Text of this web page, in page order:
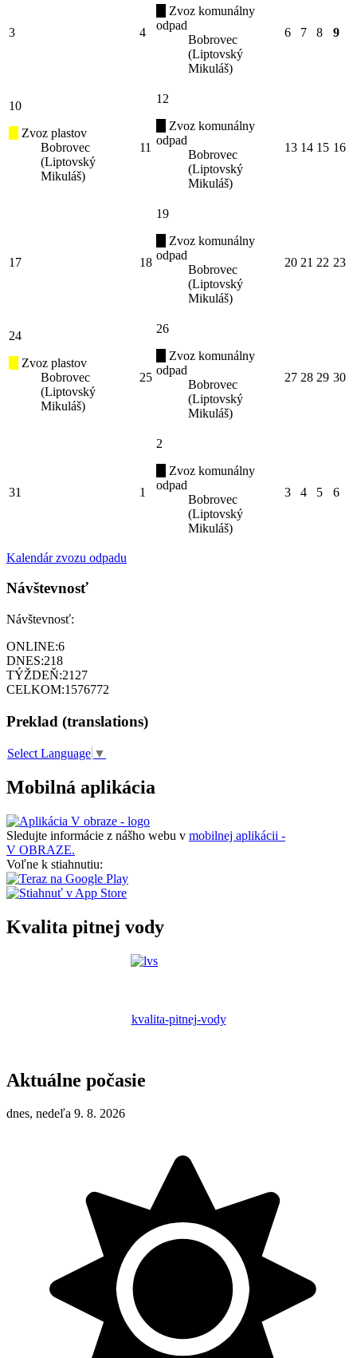
3 4
Zvoz komunálny
odpad
Bobrovec
(Liptovský
Mikuláš)
6 7 8 9
10
Zvoz plastov
Bobrovec
(Liptovský
Mikuláš)
11
12
Zvoz komunálny
odpad
Bobrovec
(Liptovský
Mikuláš)
13 14 15 16
17 18
19
Zvoz komunálny
odpad
Bobrovec
(Liptovský
Mikuláš)
20 21 22 23
24
Zvoz plastov
Bobrovec
(Liptovský
Mikuláš)
25
26
Zvoz komunálny
odpad
Bobrovec
(Liptovský
Mikuláš)
27 28 29 30
31 1
2
Zvoz komunálny
odpad
Bobrovec
(Liptovský
Mikuláš)
3 4 5 6
Kalendár zvozu odpadu
Návštevnosť
Návštevnosť:
ONLINE:6
DNES:218
TÝŽDEŇ:2127
CELKOM:1576772
Preklad (translations)
Select Language ▼
Mobilná aplikácia
Sledujte informácie z nášho webu v mobilnej aplikácii -
V OBRAZE.
Voľne k stiahnutiu:
Kvalita pitnej vody
kvalita-pitnej-vody
Aktuálne počasie
dnes, nedeľa 9. 8. 2026